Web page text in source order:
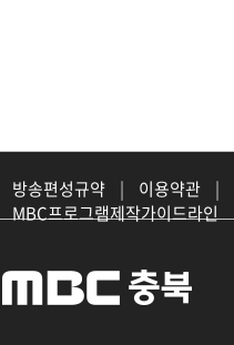
방송편성규약 | 이용약관 |
MBC프로그램제작가이드라인